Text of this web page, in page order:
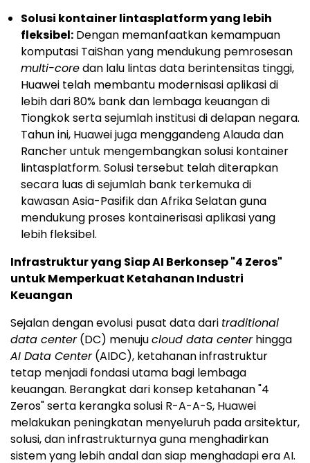
Solusi kontainer lintasplatform yang lebih
fleksibel: Dengan memanfaatkan kemampuan
komputasi TaiShan yang mendukung pemrosesan
multi-coredan lalu lintas data berintensitas tinggi,
Huawei telah membantu modernisasi aplikasi di
lebih dari 80% bank dan lembaga keuangan di
Tiongkok serta sejumlah institusi di delapan negara.
Tahun ini, Huawei juga menggandeng Alauda dan
Rancher untuk mengembangkan solusi kontainer
lintasplatform. Solusi tersebut telah diterapkan
secara luas di sejumlah bank terkemuka di
kawasan Asia-Pasifik dan Afrika Selatan guna
mendukung proses kontainerisasi aplikasi yang
lebih fleksibel.
Infrastruktur yang Siap AI Berkonsep "4 Zeros"
untuk Memperkuat Ketahanan Industri
Keuangan
Sejalan dengan evolusi pusat data dari traditional
data center(DC) menujucloud data centerhingga
AI Data Center(AIDC), ketahanan infrastruktur
tetap menjadi fondasi utama bagi lembaga
keuangan. Berangkat dari konsep ketahanan "4
Zeros" serta kerangka solusi R-A-A-S, Huawei
melakukan peningkatan menyeluruh pada arsitektur,
solusi, dan infrastrukturnya guna menghadirkan
sistem yang lebih andal dan siap menghadapi era AI.